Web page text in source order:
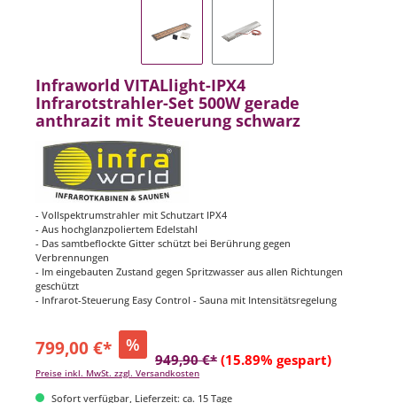
Infraworld VITALlight-IPX4
Infrarotstrahler-Set 500W gerade
anthrazit mit Steuerung schwarz
- Vollspektrumstrahler mit Schutzart IPX4
- Aus hochglanzpoliertem Edelstahl
- Das samtbeflockte Gitter schützt bei Berührung gegen
Verbrennungen
- Im eingebauten Zustand gegen Spritzwasser aus allen Richtungen
geschützt
- Infrarot-Steuerung Easy Control - Sauna mit Intensitätsregelung
799,00 €* %
949,90 €* (15.89% gespart)
Preise inkl. MwSt. zzgl. Versandkosten
Sofort verfügbar, Lieferzeit: ca. 15 Tage